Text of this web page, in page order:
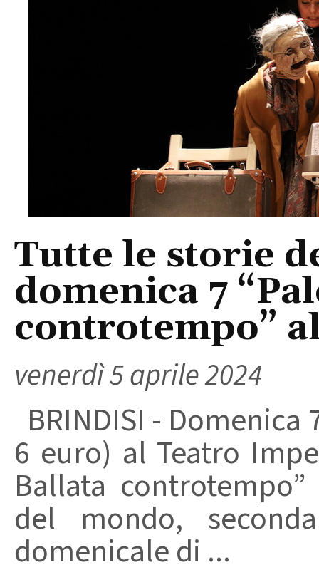
Tutte le storie
domenica 7
controtempo”
venerdì 5 aprile 2024
BRINDISI -
6 euro) al Teatro
Ballata
del mondo,
domenicale di ...